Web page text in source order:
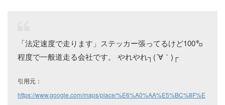
「法定速度で走ります」ステッカー張ってるけど100㌔
程度で一般道走る会社です。 やれやれ┐(´∀｀)┌
引用元：
https://www.google.com/maps/place/%E6%A0%AA%E5%BC%8F%E